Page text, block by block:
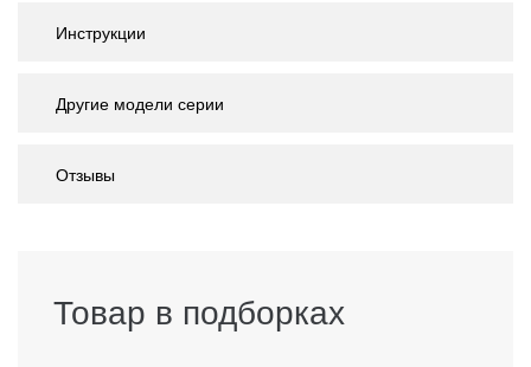
Инструкции
Другие модели серии
Отзывы
Товар в подборках